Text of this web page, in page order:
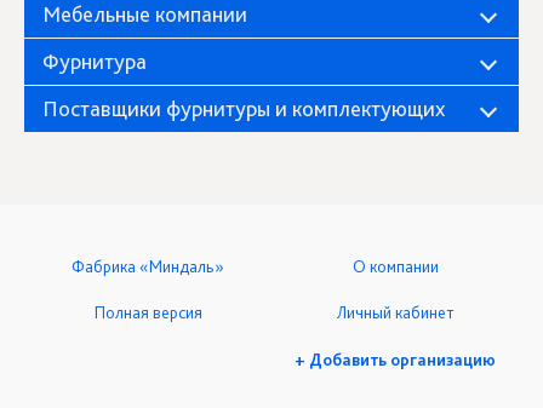
Мебельные компании
Фурнитура
Поставщики фурнитуры и комплектующих
Фабрика «Миндаль» О компании
Полная версия Личный кабинет
+ Добавить организацию